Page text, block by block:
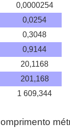
0,0000254
0,0254
0,3048
0,9144
20,1168
201,168
1 609,344